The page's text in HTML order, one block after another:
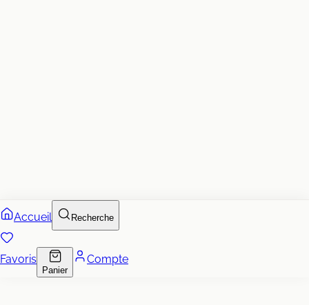
Accueil Recherche
Favoris
Panier
Compte